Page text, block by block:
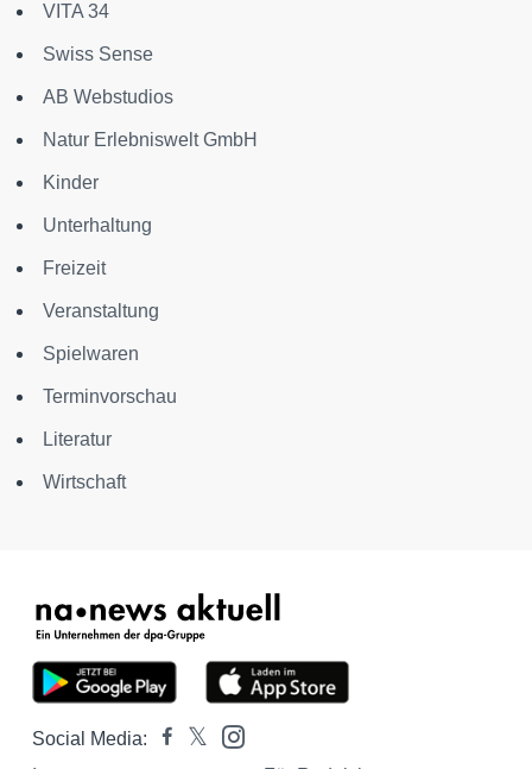
VITA 34
Swiss Sense
AB Webstudios
Natur Erlebniswelt GmbH
Kinder
Unterhaltung
Freizeit
Veranstaltung
Spielwaren
Terminvorschau
Literatur
Wirtschaft
Social Media: